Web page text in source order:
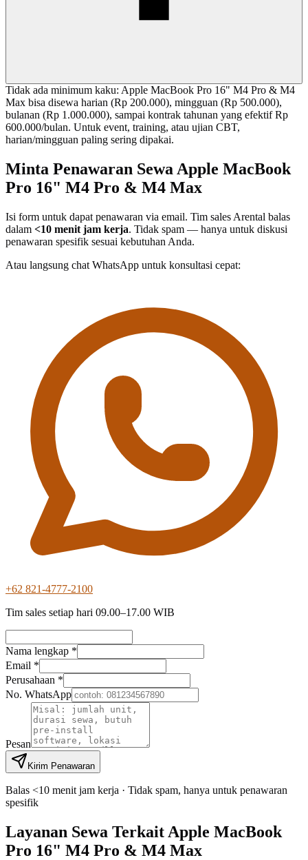
Tidak ada minimum kaku: Apple MacBook Pro 16" M4 Pro & M4
Max bisa disewa harian (Rp 200.000), mingguan (Rp 500.000),
bulanan (Rp 1.000.000), sampai kontrak tahunan yang efektif Rp
600.000/bulan. Untuk event, training, atau ujian CBT,
harian/mingguan paling sering dipakai.
Minta Penawaran Sewa Apple MacBook
Pro 16" M4 Pro & M4 Max
Isi form untuk dapat penawaran via email. Tim sales Arental balas
dalam <10 menit jam kerja. Tidak spam — hanya untuk diskusi
penawaran spesifik sesuai kebutuhan Anda.
Atau langsung chat WhatsApp untuk konsultasi cepat:
+62 821-4777-2100
Tim sales setiap hari 09.00–17.00 WIB
Nama lengkap *
Email *
Perusahaan *
No. WhatsApp
Pesan
Kirim Penawaran
Balas <10 menit jam kerja · Tidak spam, hanya untuk penawaran
spesifik
Layanan Sewa Terkait Apple MacBook
Pro 16" M4 Pro & M4 Max